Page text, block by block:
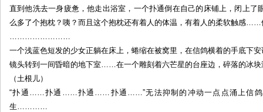
直到他洗去一身疲惫，他走出浴室，一个扑通倒在自己的床铺上，闭
么多了个抱枕？咦？而且这个抱枕还有着人的体温，有着人的柔软触感
……………………
一个浅蓝色短发的少女正躺在床上，蜷缩在被窝里，在信鸽横着的手底
镜头转到一间昏暗的地下室……在一个雕刻着六芒星的台座边，碎落的冰
（土根儿）
“扑通……扑通……扑通……扑通……”无法抑制的冲动一点点涌上信鸽
生…………